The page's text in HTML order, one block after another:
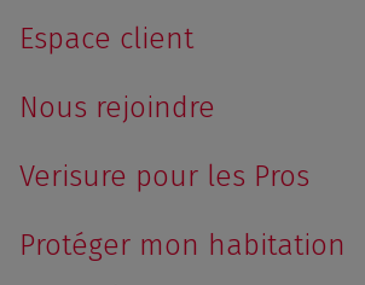
Espace client
Nous rejoindre
Verisure pour les Pros
Protéger mon habitation